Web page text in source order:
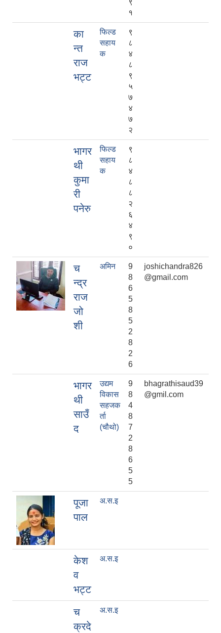
९
१
का
न्त
राज
भट्ट
फिल्ड
सहाय
क
९
८
४
८
९
५
७
४
७
२
भागर
थी
कुमा
री
पनेरु
फिल्ड
सहाय
क
९
८
४
८
८
२
६
४
९
०
च
न्द्र
राज
जो
शी
अमिन
9
8
6
5
8
5
2
8
2
6
joshichandra826
@gmail.com
भागर
थी
साउँ
द
उद्यम
विकास
सहजक
र्ता
(चौथो)
9
8
4
8
7
2
8
6
5
5
bhagrathisaud39
@gmil.com
पूजा
पाल
अ.स.इ
केश
व
भट्ट
अ.स.इ
च
क्रदे
अ.स.इ